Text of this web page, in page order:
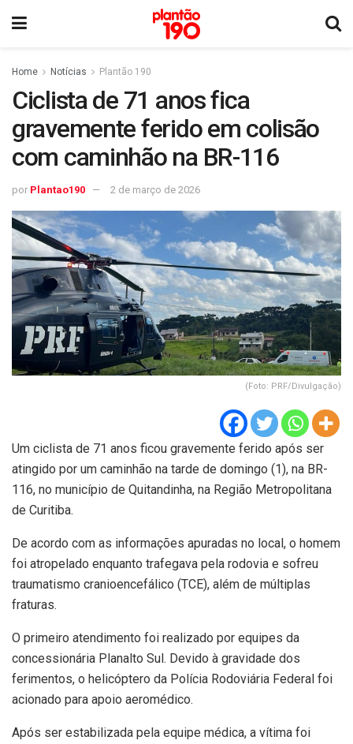
Home Notícias Plantão 190
Ciclista de 71 anos fica
gravemente ferido em colisão
com caminhão na BR-116
por Plantao190 2 de março de 2026
(Foto: PRF/Divulgação)
Um ciclista de 71 anos ficou gravemente ferido após ser
atingido por um caminhão na tarde de domingo (1), na BR-
116, no município de Quitandinha, na Região Metropolitana
de Curitiba.
De acordo com as informações apuradas no local, o homem
foi atropelado enquanto trafegava pela rodovia e sofreu
traumatismo cranioencefálico (TCE), além de múltiplas
fraturas.
O primeiro atendimento foi realizado por equipes da
concessionária Planalto Sul. Devido à gravidade dos
ferimentos, o helicóptero da Polícia Rodoviária Federal foi
acionado para apoio aeromédico.
Após ser estabilizada pela equipe médica, a vítima foi